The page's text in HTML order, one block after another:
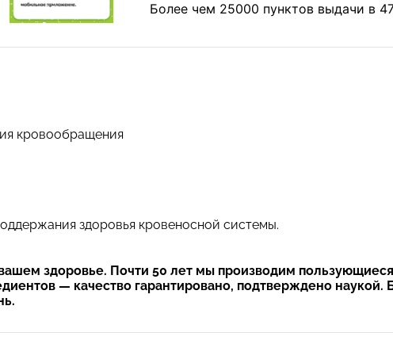
Более чем 25000 пунктов выдачи в
кровообращения
здоровья кровеносной системы.
здоровье. Почти 50 лет мы производим
— качество гарантировано, подтверждено